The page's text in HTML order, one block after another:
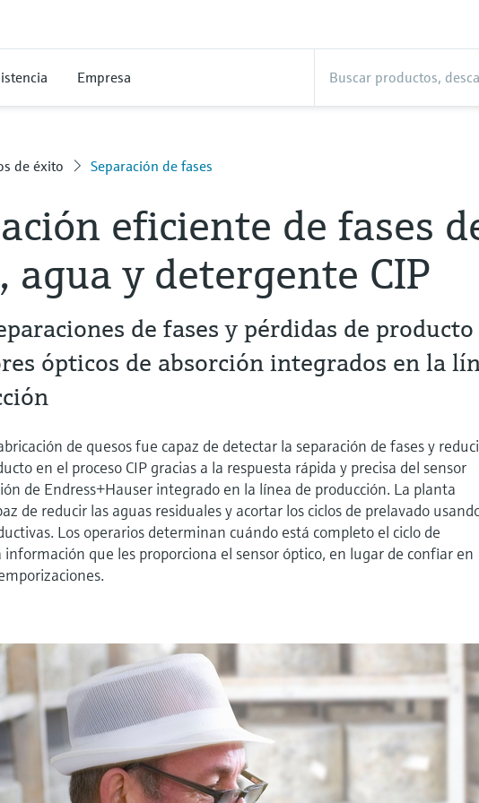
Empresa
de éxito Separación de fases
eficiente de fases
agua y detergente CIP
de fases y pérdidas de producto
ópticos de absorción integrados en la
de quesos fue capaz de detectar la separación de fases y
en el proceso CIP gracias a la respuesta rápida y precisa del sensor
de Endress+Hauser integrado en la línea de producción. La planta
de reducir las aguas residuales y acortar los ciclos de prelavado
Los operarios determinan cuándo está completo el ciclo de
información que les proporciona el sensor óptico, en lugar de confiar en